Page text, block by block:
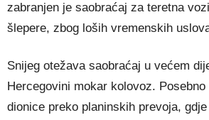
zabranjen je saobraćaj za teretna
šlepere, zbog loših vremenskih
Snijeg otežava saobraćaj u većem
Hercegovini mokar kolovoz.
dionice preko planinskih prevoja,